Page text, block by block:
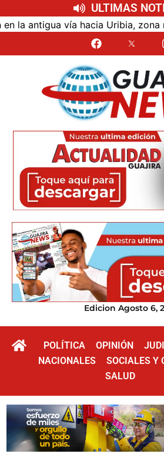
ULTIMAS
vía hacia Uribia, zona rural
Edicion Agosto 6,
POLÍTICA OPINIÓN
NACIONALES
SOCIALES Y
SALUD